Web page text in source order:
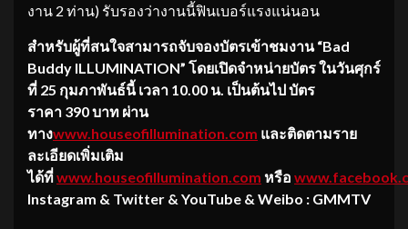
งาน 2 ท่าน) รับรองว่างานนี้ฟินเบอร์แรงแน่นอน
สำหรับผู้ที่สนใจสามารถจับจองบัตรเข้าชมงาน “Bad
Buddy ILLUMINATION” โดยเปิดจำหน่ายบัตร ในวันศุกร์
ที่ 25 กุมภาพันธ์นี้ เวลา 10.00 น. เป็นต้นไป บัตร
ราคา 390บาท ผ่าน
ทางwww.houseofillumination.com และติดตามราย
ละเอียดเพิ่มเติม
ได้ที่www.houseofillumination.com หรือ
Instagram & Twitter & YouTube & Weibo : GMMTV